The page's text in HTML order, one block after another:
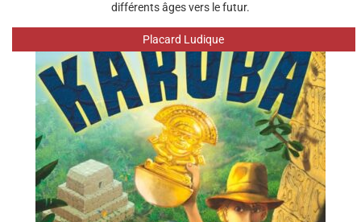
différents âges vers le futur.
Placard Ludique